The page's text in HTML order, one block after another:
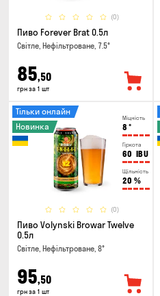
(0)
Пиво Forever Brat 0.5л
Світле, Нефільтроване, 7.5°
85,50
грн за 1 шт
Міцність
8 °
Гіркота
60 IBU
Щільність
20 %
(0)
Тільки онлайн
Новинка
Пиво Volynski Browar Twelve
0.5л
Світле, Нефільтроване, 8°
95,50
грн за 1 шт